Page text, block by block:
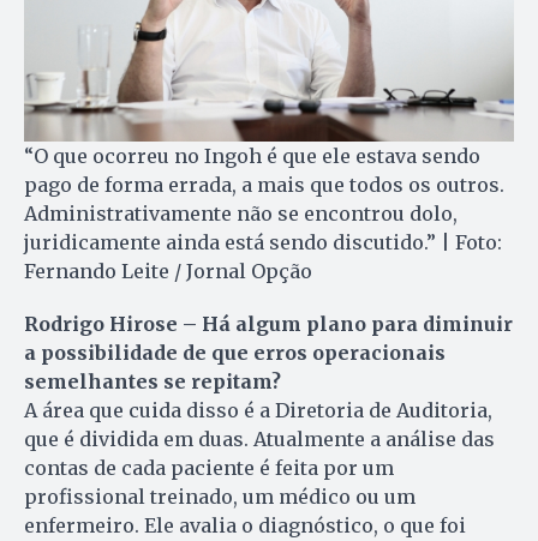
“O que ocorreu no Ingoh é que ele estava sendo
pago de forma errada, a mais que todos os outros.
Administrativamente não se encontrou dolo,
juridicamente ainda está sendo discutido.” | Foto:
Fernando Leite / Jornal Opção
Rodrigo Hirose – Há algum plano para diminuir
a possibilidade de que erros operacionais
semelhantes se repitam?
A área que cuida disso é a Diretoria de Auditoria,
que é dividida em duas. Atualmente a análise das
contas de cada paciente é feita por um
profissional treinado, um médico ou um
enfermeiro. Ele avalia o diagnóstico, o que foi